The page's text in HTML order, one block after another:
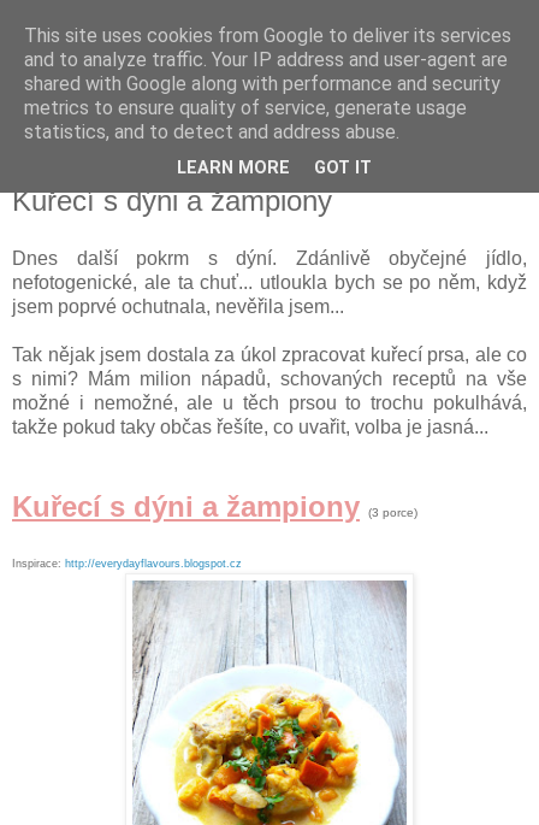
Delicious blog
Lucie
sobota 17. listopadu 2012
Kuřecí s dýni a žampiony
Dnes další pokrm s dýní. Zdánlivě obyčejné jídlo,
nefotogenické, ale ta chuť... utloukla bych se po něm, když
jsem poprvé ochutnala, nevěřila jsem...
Tak nějak jsem dostala za úkol zpracovat kuřecí prsa, ale co
s nimi? Mám milion nápadů, schovaných receptů na vše
možné i nemožné, ale u těch prsou to trochu pokulhává,
takže pokud taky občas řešíte, co uvařit, volba je jasná...
Kuřecí s dýni a žampiony (3 porce)
Inspirace: http://everydayflavours.blogspot.cz
This site uses cookies from Google to deliver its services
and to analyze traffic. Your IP address and user-agent are
shared with Google along with performance and security
metrics to ensure quality of service, generate usage
statistics, and to detect and address abuse.
LEARN MORE GOT IT